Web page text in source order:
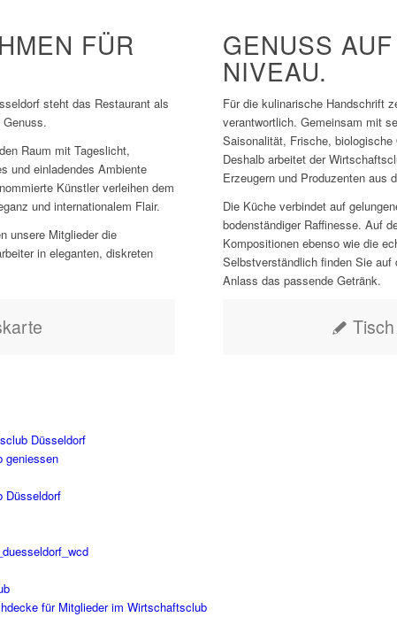
FÜR
steht das Restaurant als
Raum mit Tageslicht,
und einladendes Ambiente
Künstler verleihen dem
und internationalem Flair.
unsere Mitglieder die
in eleganten, diskreten
GENUSS
NIVEAU.
Für die kulinarische Handschrift
verantwortlich. Gemeinsam mit
Saisonalität, Frische,
Deshalb arbeitet der
Erzeugern und Produzenten aus
Die Küche verbindet auf
bodenständiger Raffinesse. Auf
Kompositionen ebenso wie die
Selbstverständlich finden Sie
Anlass das passende Getränk.